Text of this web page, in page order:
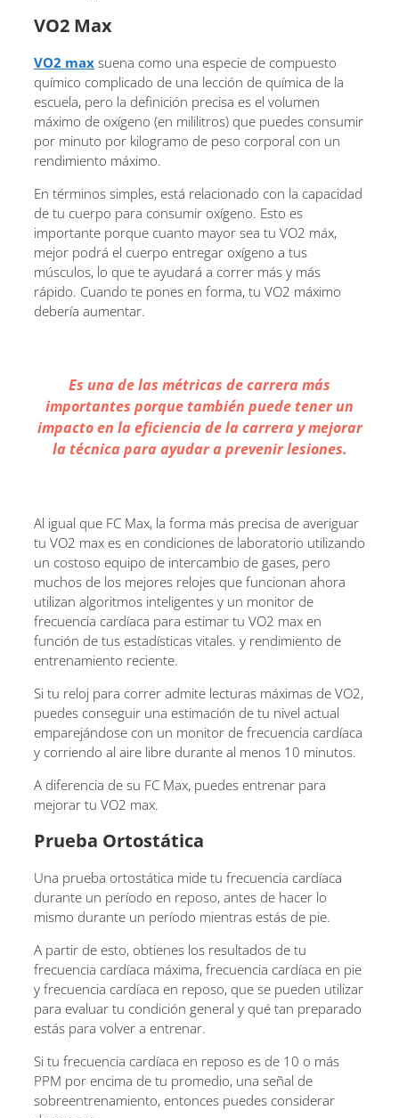
VO2 Max
VO2 max suena como una especie de compuesto
químico complicado de una lección de química de la
escuela, pero la definición precisa es el volumen
máximo de oxígeno (en mililitros) que puedes consumir
por minuto por kilogramo de peso corporal con un
rendimiento máximo.
En términos simples, está relacionado con la capacidad
de tu cuerpo para consumir oxígeno. Esto es
importante porque cuanto mayor sea tu VO2 máx,
mejor podrá el cuerpo entregar oxígeno a tus
músculos, lo que te ayudará a correr más y más
rápido. Cuando te pones en forma, tu VO2 máximo
debería aumentar.
Es una de las métricas de carrera más
importantes porque también puede tener un
impacto en la eficiencia de la carrera y mejorar
la técnica para ayudar a prevenir lesiones.
Al igual que FC Max, la forma más precisa de averiguar
tu VO2 max es en condiciones de laboratorio utilizando
un costoso equipo de intercambio de gases, pero
muchos de los mejores relojes que funcionan ahora
utilizan algoritmos inteligentes y un monitor de
frecuencia cardíaca para estimar tu VO2 max en
función de tus estadísticas vitales. y rendimiento de
entrenamiento reciente.
Si tu reloj para correr admite lecturas máximas de VO2,
puedes conseguir una estimación de tu nivel actual
emparejándose con un monitor de frecuencia cardíaca
y corriendo al aire libre durante al menos 10 minutos.
A diferencia de su FC Max, puedes entrenar para
mejorar tu VO2 max.
Prueba Ortostática
Una prueba ortostática mide tu frecuencia cardíaca
durante un período en reposo, antes de hacer lo
mismo durante un período mientras estás de pie.
A partir de esto, obtienes los resultados de tu
frecuencia cardíaca máxima, frecuencia cardíaca en pie
y frecuencia cardíaca en reposo, que se pueden utilizar
para evaluar tu condición general y qué tan preparado
estás para volver a entrenar.
Si tu frecuencia cardíaca en reposo es de 10 o más
PPM por encima de tu promedio, una señal de
sobreentrenamiento, entonces puedes considerar